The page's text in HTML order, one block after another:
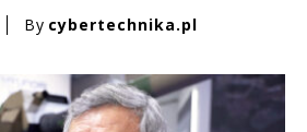
By cybertechnika.pl